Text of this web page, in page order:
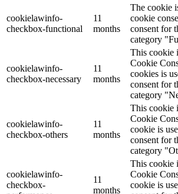
cookielawinfo-
checkbox-functional
11
months
The cookie
cookie
consent for
category
cookielawinfo-
checkbox-necessary
11
months
This cookie
Cookie
cookies is
consent for
category
cookielawinfo-
checkbox-others
11
months
This cookie
Cookie
cookie is
consent for
category
cookielawinfo-
checkbox-
11
months
This cookie
Cookie
cookie is